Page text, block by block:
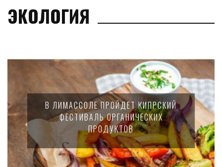
ЭКОЛОГИЯ
В ЛИМАССОЛЕ ПРОЙДЕТ КИПРСКИЙ
ФЕСТИВАЛЬ ОРГАНИЧЕСКИХ
ПРОДУКТОВ